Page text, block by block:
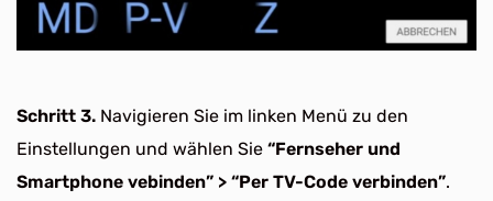
Schritt 3. Navigieren Sie im linken Menü zu den
Einstellungen und wählen Sie “Fernseher und
Smartphone vebinden” > “Per TV-Code verbinden”.